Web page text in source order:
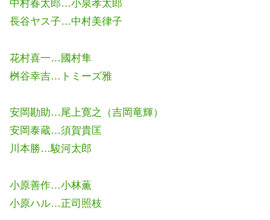
中村春太郎…小泉孝太郎
長谷ヤス子…中村美律子
花村喜一…國村隼
桝谷幸吉…トミーズ雅
安岡勘助…尾上寛之（吉岡竜輝）
安岡泰蔵…須賀貴匡
川本勝…駿河太郎
小原善作…小林薫
小原ハル…正司照枝